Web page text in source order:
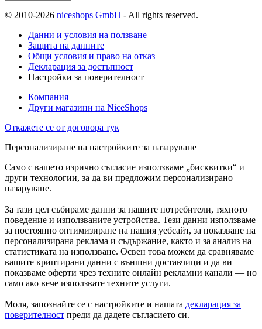
© 2010-2026 niceshops GmbH - All rights reserved.
Данни и условия на ползване
Защита на данните
Общи условия и право на отказ
Декларация за достъпност
Настройки за поверителност
Компания
Други магазини на NiceShops
Откажете се от договора тук
Персонализиране на настройките за пазаруване
Само с вашето изрично съгласие използваме „бисквитки“ и
други технологии, за да ви предложим персонализирано
пазаруване.
За тази цел събираме данни за нашите потребители, тяхното
поведение и използваните устройства. Тези данни използваме
за постоянно оптимизиране на нашия уебсайт, за показване на
персонализирана реклама и съдържание, както и за анализ на
статистиката на използване. Освен това можем да сравняваме
вашите криптирани данни с външни доставчици и да ви
показваме оферти чрез техните онлайн рекламни канали — но
само ако вече използвате техните услуги.
Моля, запознайте се с настройките и нашата декларация за
поверителност преди да дадете съгласието си.